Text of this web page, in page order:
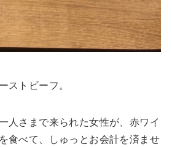
ストビーフ。
人さまで来られた女性が、赤ワイ
食べて、しゅっとお会計を済ませ